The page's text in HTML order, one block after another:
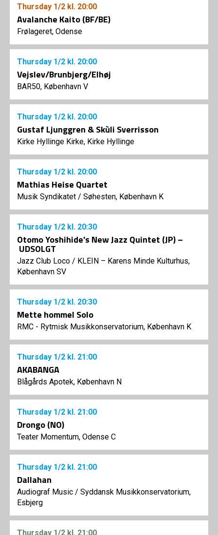
Thursday 1/2 kl. 20:00
Avalanche Kaito (BF/BE)
Frølageret, Odense
Thursday 1/2 kl. 20:00
Vejslev/Brunbjerg/Elhøj
BAR50, København V
Thursday 1/2 kl. 20:00
Gustaf Ljunggren & Skùli Sverrisson
Kirke Hyllinge Kirke, Kirke Hyllinge
Thursday 1/2 kl. 20:00
Mathias Heise Quartet
Musik Syndikatet / Søhesten, København K
Thursday 1/2 kl. 20:30
Otomo Yoshihide's New Jazz Quintet (JP) –
UDSOLGT
Jazz Club Loco / KLEIN – Karens Minde Kulturhus,
København SV
Thursday 1/2 kl. 20:30
Mette hommel Solo
RMC - Rytmisk Musikkonservatorium, København K
Thursday 1/2 kl. 21:00
AKABANGA
Blågårds Apotek, København N
Thursday 1/2 kl. 21:00
Drongo (NO)
Teater Momentum, Odense C
Thursday 1/2 kl. 21:00
Dallahan
Audiograf Music / Syddansk Musikkonservatorium,
Esbjerg
Thursday 1/2 kl. 21:00